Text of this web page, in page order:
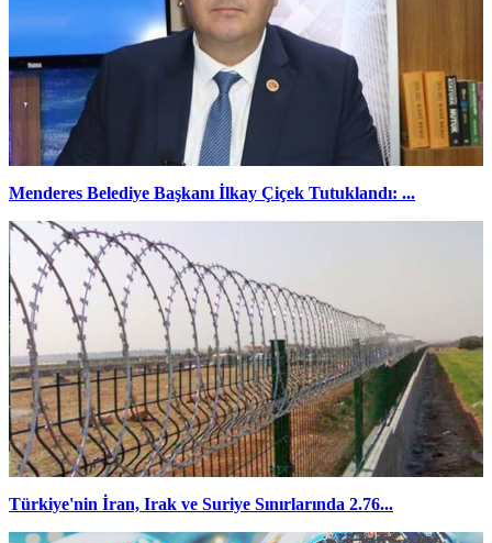
Menderes Belediye Başkanı İlkay Çiçek Tutuklandı: ...
Türkiye'nin İran, Irak ve Suriye Sınırlarında 2.76...